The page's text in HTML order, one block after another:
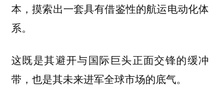
本，摸索出一套具有借鉴性的航运电动化体
系。
这既是其避开与国际巨头正面交锋的缓冲
带，也是其未来进军全球市场的底气。